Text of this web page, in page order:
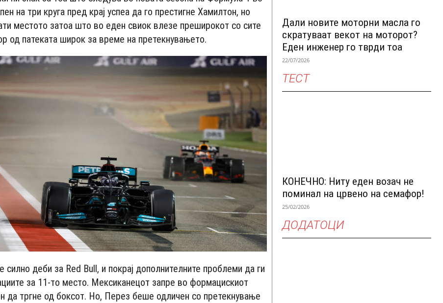
на три круга пред крај успеа да го престигне Хамилтон, но
местото затоа што во еден свиок влезе преширокот со сите
од патеката широк за време на претекнувањето.
деби за Red Bull, и покрај дополнителните проблеми да ги
за 11-то место. Мексиканецот запре во формацискиот
да тргне од боксот. Но, Перез беше одличен со претекнување
Дали новите моторни масла го
скратуваат векот на моторот?
Еден инженер го тврди тоа
22/07/2026
ТЕСТ
КОНЕЧНО: Ниту еден возач не
поминал на црвено на семафор!
25/02/2026
ДОДАТОЦИ